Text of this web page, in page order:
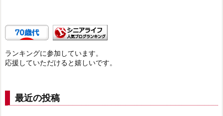
ランキングに参加しています。
応援していただけると嬉しいです。
最近の投稿